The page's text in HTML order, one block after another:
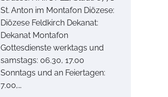
St. Anton im Montafon Diözese:
Diözese Feldkirch Dekanat:
Dekanat Montafon
Gottesdienste werktags und
samstags: 06.30, 17.00
Sonntags und an Feiertagen:
7.00,…